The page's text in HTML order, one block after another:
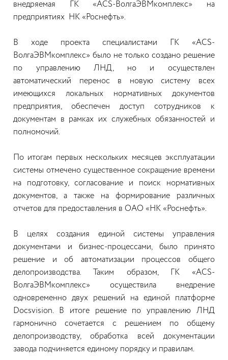
внедряемая ГК «ACS-ВолгаЭВМкомплекс» на
предприятиях НК «Роснефть».
В ходе проекта специалистами ГК «ACS-
ВолгаЭВМкомплекс» было не только создано решение
по управлению ЛНД, но и осуществлен
автоматический перенос в новую систему всех
имеющихся локальных нормативных документов
предприятия, обеспечен доступ сотрудников к
документам в рамках их служебных обязанностей и
полномочий.
По итогам первых нескольких месяцев эксплуатации
системы отмечено существенное сокращение времени
на подготовку, согласование и поиск нормативных
документов, а также на формирование различных
отчетов для предоставления в ОАО «НК «Роснефть».
В целях создания единой системы управления
документами и бизнес-процессами, было принято
решение и об автоматизации процессов общего
делопроизводства. Таким образом, ГК «ACS-
ВолгаЭВМкомплекс» осуществила внедрение
одновременно двух решений на единой платформе
Docsvision. В итоге решение по управлению ЛНД
гармонично сочетается с решением по общему
делопроизводству, обработка всей документации
завода подчиняется единому порядку и правилам.